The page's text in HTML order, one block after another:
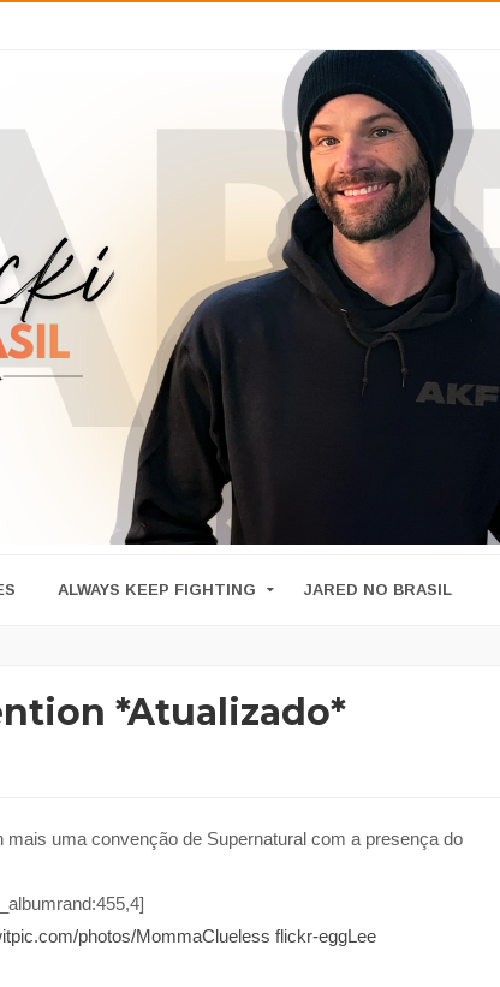
ALWAYS KEEP FIGHTING JARED NO BRASIL
*Atualizado*
uma convenção de Supernatural com a presença do
photos/MommaClueless flickr-eggLee